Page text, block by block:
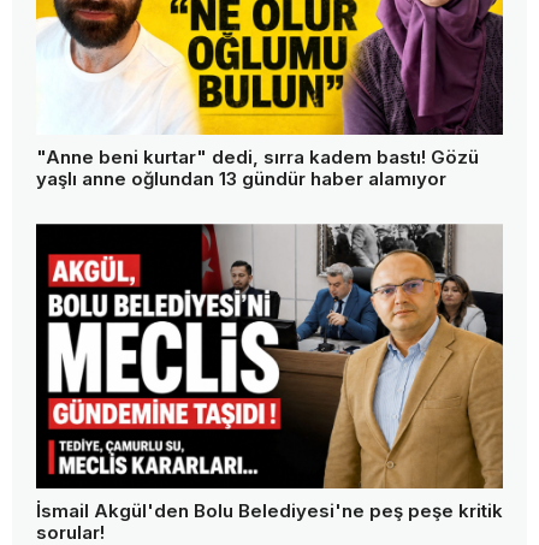
"Anne beni kurtar" dedi, sırra kadem bastı! Gözü
yaşlı anne oğlundan 13 gündür haber alamıyor
İsmail Akgül'den Bolu Belediyesi'ne peş peşe kritik
sorular!